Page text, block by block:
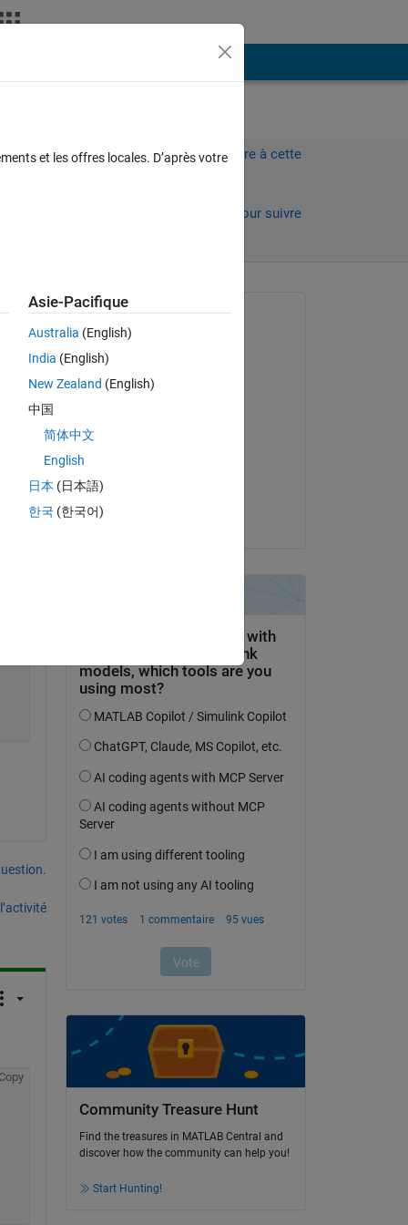
Connectez-vous pour répondre à cette
Connectez-vous pour suivre
giancarlo maldonado
le 17 Mar 2022
Acceptée :
Community Treasure Hunt
Find the treasures in MATLAB Central and
discover how the community can help you!
Start Hunting!
et les offres locales. D’après votre
Asie-Pacifique
Australia (English)
India (English)
New Zealand (English)
中国
简体中文
English
日本 (日本語)
한국 (한국어)